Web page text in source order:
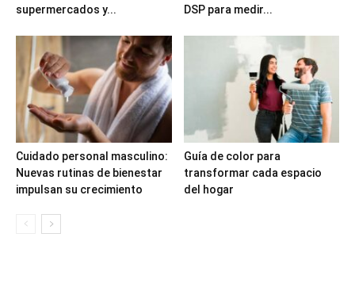
supermercados y...
DSP para medir...
Cuidado personal masculino:
Nuevas rutinas de bienestar
impulsan su crecimiento
Guía de color para
transformar cada espacio
del hogar